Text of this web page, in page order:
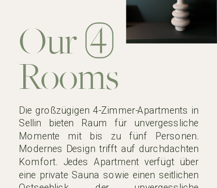
Our
Rooms
Die großzügigen 4-Zimmer-Apartments in
Sellin bieten Raum für unvergessliche
Momente mit bis zu fünf Personen.
Modernes Design trifft auf durchdachten
Komfort. Jedes Apartment verfügt über
eine private Sauna sowie einen seitlichen